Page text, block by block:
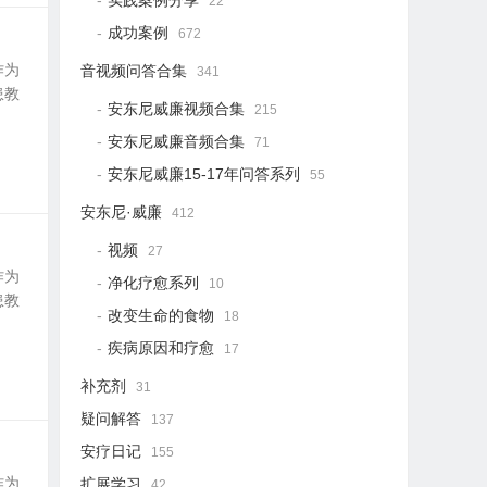
为
教
为
教
为
成功案例 672
音视频问答合集 341
安东尼威廉视频合集 215
安东尼威廉音频合集 71
安东尼威廉15-17年问答系列 55
安东尼·威廉 412
视频 27
净化疗愈系列 10
改变生命的食物 18
疾病原因和疗愈 17
补充剂 31
疑问解答 137
安疗日记 155